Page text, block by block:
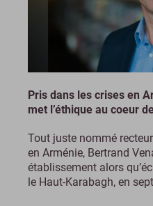
Pris dans les crises en
met l’éthique au coeur
Tout juste nommé
en Arménie, Bertrand
établissement alors
le Haut-Karabagh, en